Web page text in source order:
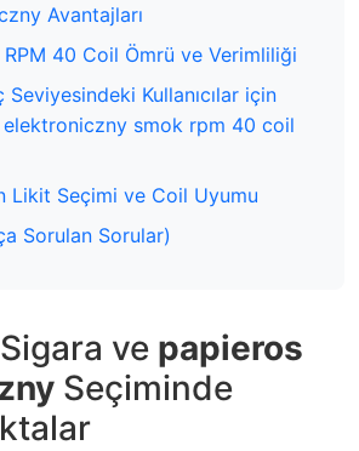
Avantajları
RPM 40 Coil Ömrü ve Verimliliği
Seviyesindeki Kullanıcılar için
smok rpm 40 coil
Likit Seçimi ve Coil Uyumu
Sorulan Sorular)
ve papieros
Seçiminde